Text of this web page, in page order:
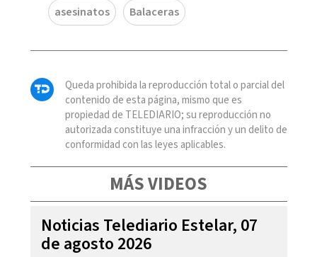
asesinatos Balaceras
Queda prohibida la reproducción total o parcial del
contenido de esta página, mismo que es
propiedad de TELEDIARIO; su reproducción no
autorizada constituye una infracción y un delito de
conformidad con las leyes aplicables.
MÁS VIDEOS
Noticias Telediario Estelar, 07
de agosto 2026